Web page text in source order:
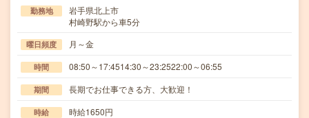
勤務地
岩手県北上市
村崎野駅から車5分
曜日頻度 月～金
時間 08:50～17:4514:30～23:2522:00～06:55
期間 長期でお仕事できる方、大歓迎！
時給 時給1650円